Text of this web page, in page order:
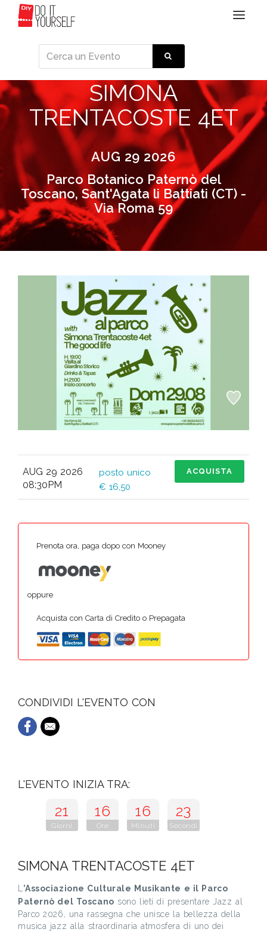
Toggle
SIMONA
TRENTACOSTE 4ET
AUG 29 2026
Parco Botanico Paternò del
Toscano, Sant'Agata li Battiati (CT) -
Via Roma 59
AUG 29 2026
08:30PM
posto unico
€ 16,50
ACQUISTA
Prenota ora, paga dopo con Mooney
oppure
Acquista con Carta di Credito o Prepagata
CONDIVIDI L'EVENTO CON
L'EVENTO INIZIA TRA:
21
Giorni
16
Ore
16
Minuti
22
Secondi
SIMONA TRENTACOSTE 4ET
’Associazione Culturale Musikante e il Parco
Paternò del Toscano sono lieti di presentare Jazz al
Parco 2026, una rassegna che unisce la bellezza della
musica jazz alla straordinaria atmosfera di uno dei